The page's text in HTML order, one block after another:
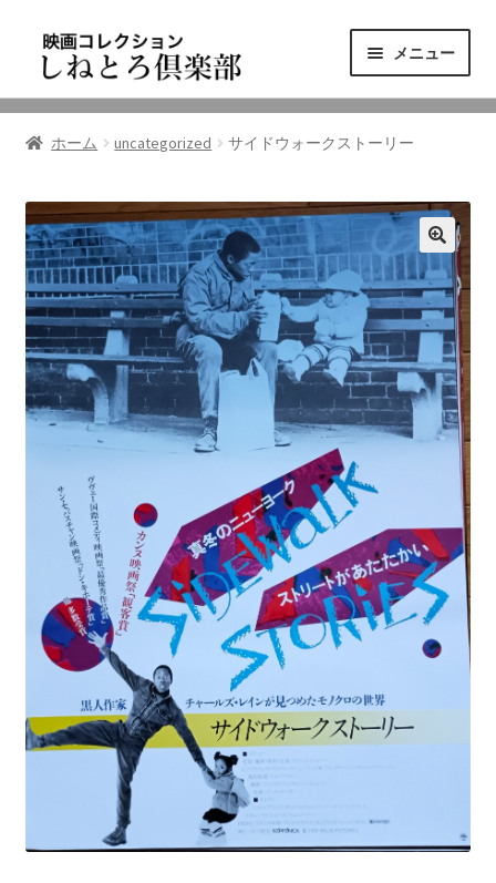
ゲ
シ
ン
へ
ス
キ
ッ
プ
テ
ツ
ス
キ
ッ
プ
メニュー
ニュース
東三河の映画館
しねとろ倶楽部について
リンクの旅
ホーム uncategorized サイドウォークストーリー